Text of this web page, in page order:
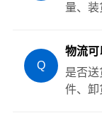
量、装
Q
物流可
是否
件、卸